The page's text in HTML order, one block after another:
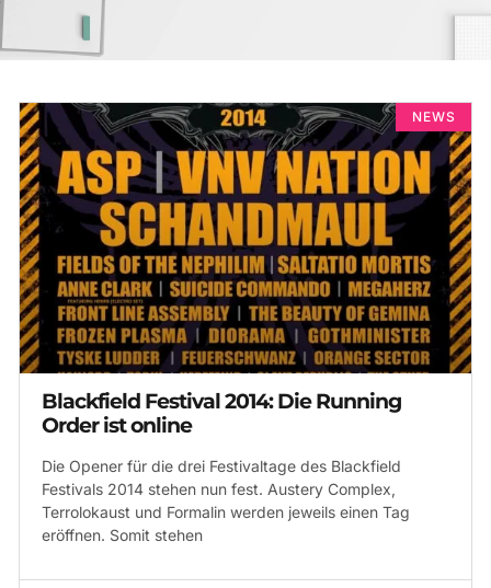
NEWS
Blackfield Festival 2014: Die Running
Order ist online
Die Opener für die drei Festivaltage des Blackfield
Festivals 2014 stehen nun fest. Austery Complex,
Terrolokaust und Formalin werden jeweils einen Tag
eröffnen. Somit stehen